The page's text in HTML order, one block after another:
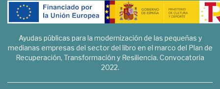
Ayudas públicas para la modernización de las pequeñas y
medianas empresas del sector del libro en el marco del Plan de
Recuperación, Transformación y Resiliencia. Convocatoria
2022.